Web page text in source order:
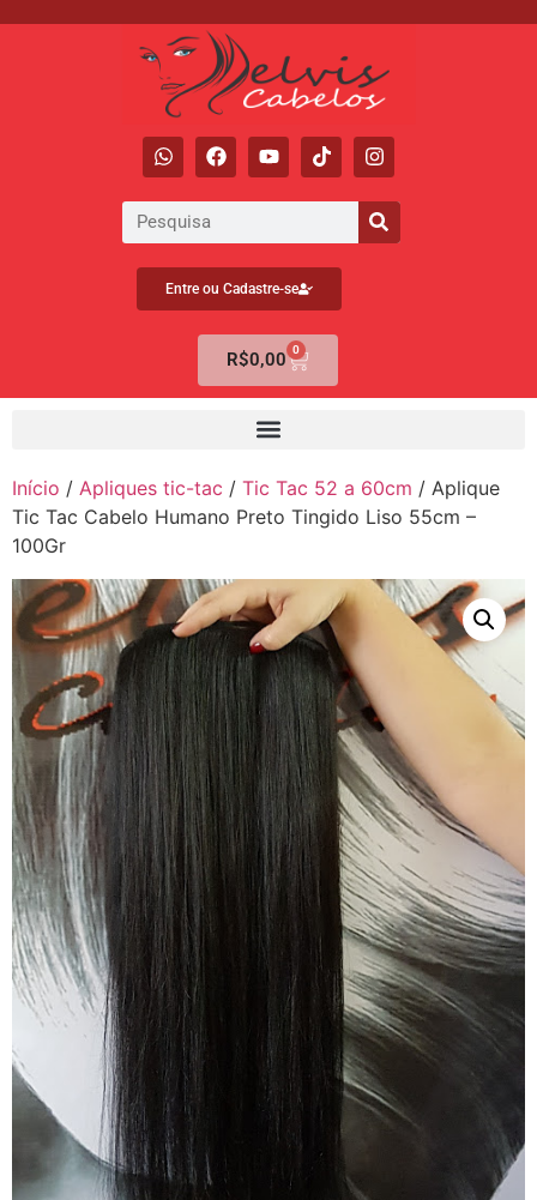
Entre ou Cadastre-se
R$0,00 0
Início / Apliques tic-tac / Tic Tac 52 a 60cm / Aplique
Tic Tac Cabelo Humano Preto Tingido Liso 55cm –
100Gr